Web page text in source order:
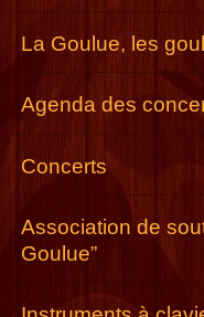
La Goulue, les
Agenda des
Concerts
Association de
Goulue”